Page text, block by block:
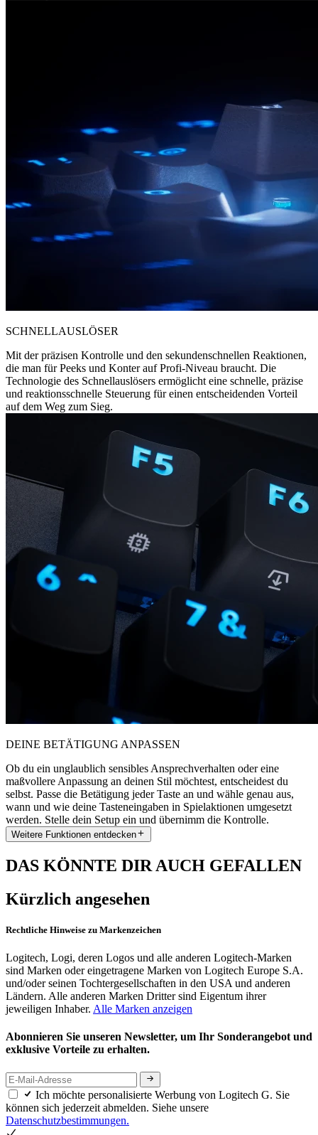
SCHNELLAUSLÖSER
Mit der präzisen Kontrolle und den sekundenschnellen Reaktionen,
die man für Peeks und Konter auf Profi-Niveau braucht. Die
Technologie des Schnellauslösers ermöglicht eine schnelle, präzise
und reaktionsschnelle Steuerung für einen entscheidenden Vorteil
auf dem Weg zum Sieg.
DEINE BETÄTIGUNG ANPASSEN
Ob du ein unglaublich sensibles Ansprechverhalten oder eine
maßvollere Anpassung an deinen Stil möchtest, entscheidest du
selbst. Passe die Betätigung jeder Taste an und wähle genau aus,
wann und wie deine Tasteneingaben in Spielaktionen umgesetzt
werden. Stelle dein Setup ein und übernimm die Kontrolle.
Weitere Funktionen entdecken
DAS KÖNNTE DIR AUCH GEFALLEN
Kürzlich angesehen
Rechtliche Hinweise zu Markenzeichen
Logitech, Logi, deren Logos und alle anderen Logitech-Marken
sind Marken oder eingetragene Marken von Logitech Europe S.A.
und/oder seinen Tochtergesellschaften in den USA und anderen
Ländern. Alle anderen Marken Dritter sind Eigentum ihrer
jeweiligen Inhaber. Alle Marken anzeigen
Abonnieren Sie unseren Newsletter, um Ihr Sonderangebot und
exklusive Vorteile zu erhalten.
Ich möchte personalisierte Werbung von Logitech G. Sie
können sich jederzeit abmelden. Siehe unsere
Datenschutzbestimmungen.